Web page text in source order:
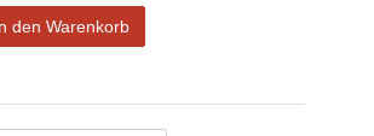
den Warenkorb